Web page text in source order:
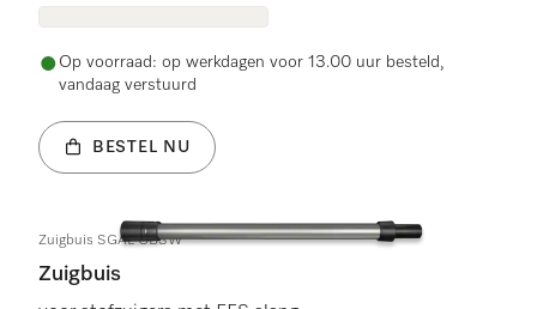
Op voorraad: op werkdagen voor 13.00 uur besteld,
vandaag verstuurd
BESTEL NU
Zuigbuis SGAL OBSW
Zuigbuis